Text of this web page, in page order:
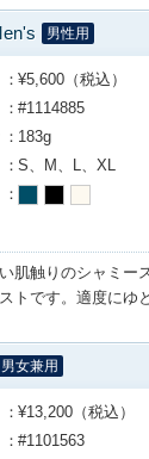
男性用
¥5,600（税込）
#1114885
183g
S、M、L、XL
肌触りのシャミー
トです。適度にゆ
男女兼用
¥13,200（税込）
#1101563